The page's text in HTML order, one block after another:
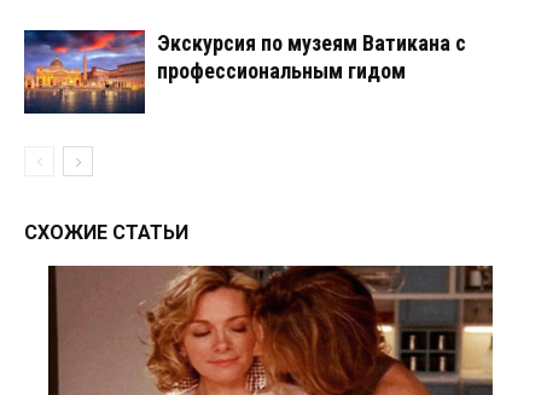
Экскурсия по музеям Ватикана с
профессиональным гидом
СХОЖИЕ СТАТЬИ